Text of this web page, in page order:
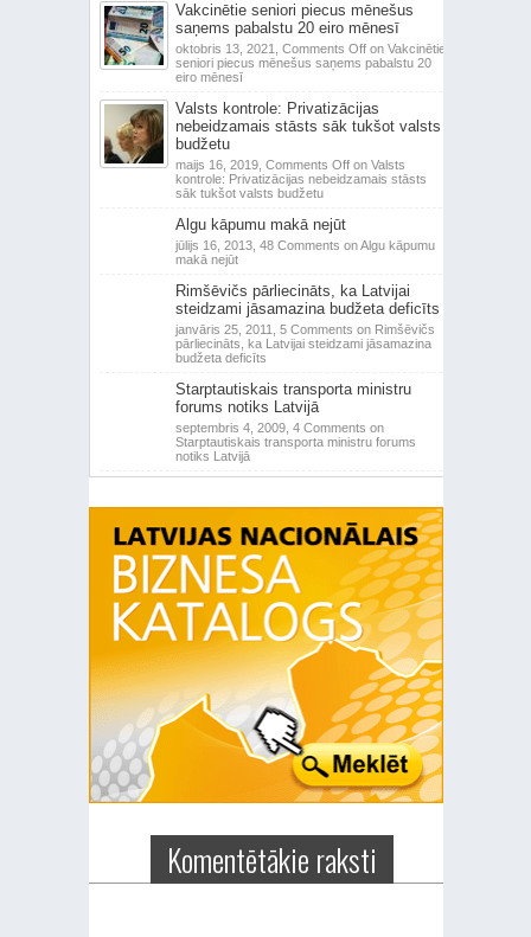
Vakcinētie seniori piecus mēnešus
saņems pabalstu 20 eiro mēnesī
oktobris 13, 2021, Comments Offon Vakcinētie
seniori piecus mēnešus saņems pabalstu 20
eiro mēnesī
Valsts kontrole: Privatizācijas
nebeidzamais stāsts sāk tukšot valsts
budžetu
maijs 16, 2019, Comments Offon Valsts
kontrole: Privatizācijas nebeidzamais stāsts
sāk tukšot valsts budžetu
Algu kāpumu makā nejūt
jūlijs 16, 2013, 48 Comments on Algu kāpumu
makā nejūt
Rimšēvičs pārliecināts, ka Latvijai
steidzami jāsamazina budžeta deficīts
janvāris 25, 2011, 5 Comments on Rimšēvičs
pārliecināts, ka Latvijai steidzami jāsamazina
budžeta deficīts
Starptautiskais transporta ministru
forums notiks Latvijā
septembris 4, 2009, 4 Comments on
Starptautiskais transporta ministru forums
notiks Latvijā
Komentētākie raksti